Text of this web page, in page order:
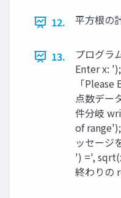
12. 平方根の
13.
プログラ
Enter x:
「
点数デー
件分岐
of
ッセージ
') =',
終わりの